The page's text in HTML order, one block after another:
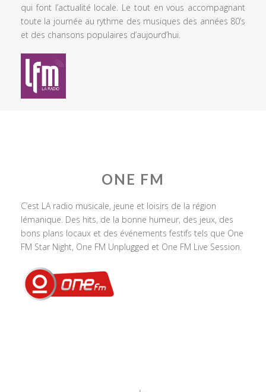
qui font l’actualité locale. Le tout en vous accompagnant
toute la journée au rythme des musiques des années 80’s
et des chansons populaires d’aujourd’hui.
ONE FM
C’est LA radio musicale, jeune et loisirs de la région
lémanique. Des hits, de la bonne humeur, des jeux, des
bons plans locaux et des événements festifs tels que One
FM Star Night, One FM Unplugged et One FM Live Session.